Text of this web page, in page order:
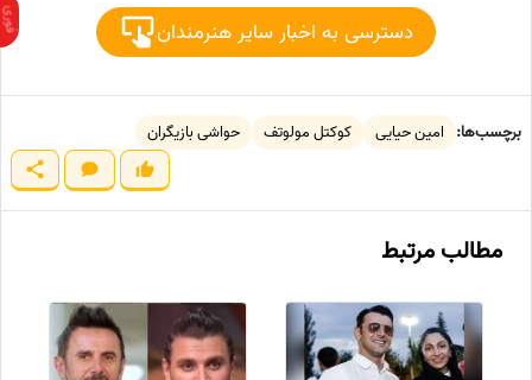
دسترسی به اخبار سایر هنرمندان
برچسب‌ها: امین حیایی کوکتل‌ مولوتف‌ حواشی بازیگران
مطالب مرتبط